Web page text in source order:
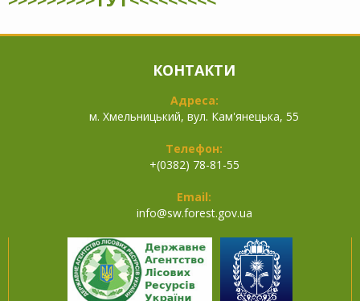
КОНТАКТИ
Адреса:
м. Хмельницький, вул. Кам'янецька, 55
Телефон:
+(0382) 78-81-55
Email:
info@sw.forest.gov.ua